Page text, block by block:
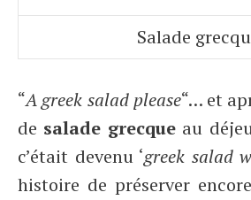
Salade
“A greek salad please“… et
de salade grecqueau
c’était devenu ‘greek salad
histoire de préserver